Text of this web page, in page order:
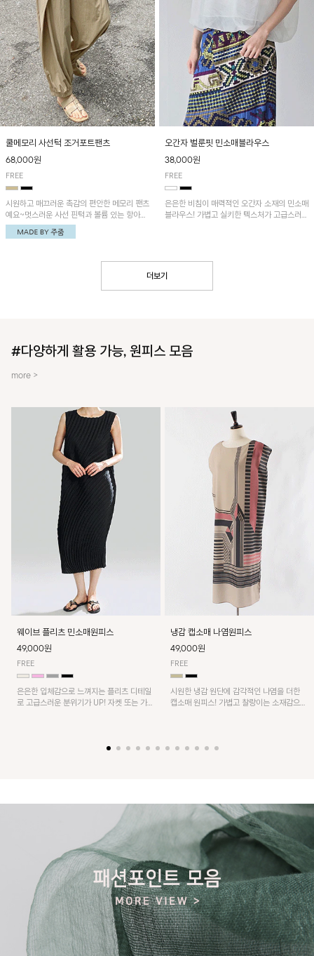
쿨메모리 사선턱 조거포트팬츠
68,000원
FREE
시원하고 매끄러운 촉감의 편안한 메모리 팬츠
예요~멋스러운 사선 핀턱과 볼륨 있는 항아리
핏이 유니크한 아이템!
오간자 벌룬핏 민소매블라우스
38,000원
FREE
은은한 비침이 매력적인 오간자 소재의 민소매
블라우스! 가볍고 실키한 텍스처가 고급스러운
더보기
#다양하게 활용 가능, 원피스 모음
more >
웨이브 플리츠 민소매원피스
49,000원
FREE
은은한 입체감으로 느껴지는 플리츠 디테일
로 고급스러운 분위기가 UP! 자켓 또는 가디
냉감 캡소매 나염원피스
49,000원
FREE
시원한 냉감 원단에 감각적인 나염을 더한
캡소매 원피스! 가볍고 찰랑이는 소재감으로